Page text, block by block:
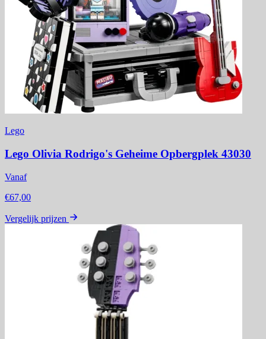
Lego
Lego Olivia Rodrigo's Geheime Opbergplek 43030
Vanaf
€67,00
Vergelijk prijzen